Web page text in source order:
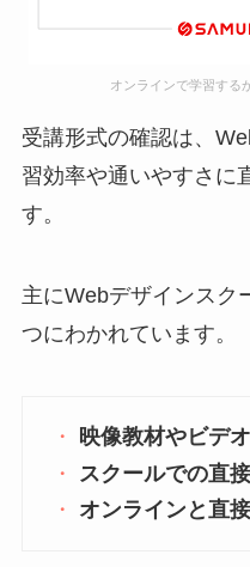
オンラインで学習する
受講形式の確認は、
習効率や通いやすさに
す。
主にWebデザインスク
つにわかれています。
映像教材やビデ
スクールでの直
オンラインと直